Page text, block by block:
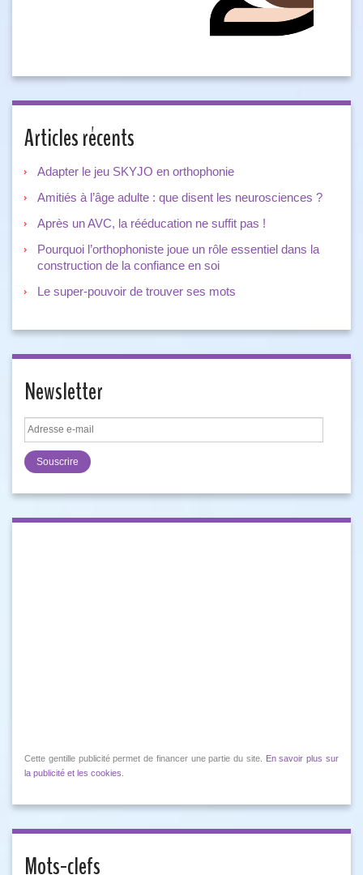
Articles récents
Adapter le jeu SKYJO en orthophonie
Amitiés à l’âge adulte : que disent les neurosciences ?
Après un AVC, la rééducation ne suffit pas !
Pourquoi l’orthophoniste joue un rôle essentiel dans la
construction de la confiance en soi
Le super-pouvoir de trouver ses mots
Newsletter
Adresse
e-
mail
Cette gentille publicité permet de financer une partie du site.
En savoir plus sur
la publicité et les cookies
Mots-clefs